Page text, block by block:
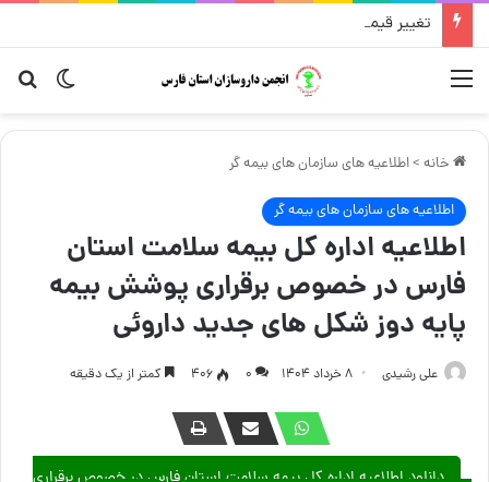
تغییر قیمت مکمل و گیاهی ۱۴ مرداد
تغییر منو
خانه >اطلاعیه های سازمان های بیمه گر
اطلاعیه های سازمان های بیمه گر
اطلاعیه اداره کل بیمه سلامت استان
فارس در خصوص برقراری پوشش بیمه
پایه دوز شکل های جدید داروئی
علی رشیدی ۸ خرداد ۱۴۰۴ ۰ 406 کمتر از یک دقیقه